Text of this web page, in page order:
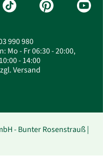
990 980
Mo - Fr 06:30 - 20:00,
- 14:00
Versand
- Bunter Rosenstrauß |